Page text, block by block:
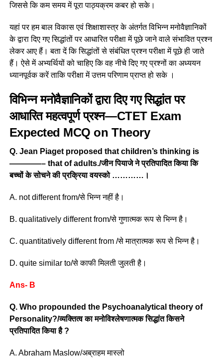
जिससे कि कम समय में पूरा पाठ्यक्रम कबर हो सके।
यहां पर हम बाल विकास एवं शिक्षाशास्त्र के अंतर्गत विभिन्न मनोवैज्ञानिकों
के द्वारा दिए गए सिद्धांतों पर आधारित परीक्षा में पूछे जाने वाले संभावित प्रश्न
लेकर आए हैं। बता दें कि सिद्धांतों से संबंधित प्रश्न परीक्षा में पूछे ही जाते
हैं। ऐसे में अभ्यर्थियों को चाहिए कि वह नीचे दिए गए प्रश्नों का अध्ययन
ध्यानपूर्वक करें ताकि परीक्षा में उत्तम परिणाम प्राप्त हो सके ।
विभिन्न मनोवैज्ञानिकों द्वारा दिए गए सिद्धांत पर
आधारित महत्वपूर्ण प्रश्न—CTET Exam
Expected MCQ on Theory
Q. Jean Piaget proposed that children’s thinking is
————– that of adults./जीन पियाजे ने प्रतिपादित किया कि
बच्चों के सोचने की प्रक्रिया वयस्को …………।
A. not different from/से भिन्न नहीं है।
B. qualitatively different from/से गुणात्मक रूप से भिन्न है।
C. quantitatively different from /से मात्रात्मक रूप से भिन्न है।
D. quite similar to/से काफी मिलती जुलती है।
Ans- B
Q. Who propounded the Psychoanalytical theory of
Personality?/व्यक्तित्व का मनोविश्लेषणात्मक सिद्धांत किसने
प्रतिपादित किया है ?
A. Abraham Maslow/अब्राहम मास्लो